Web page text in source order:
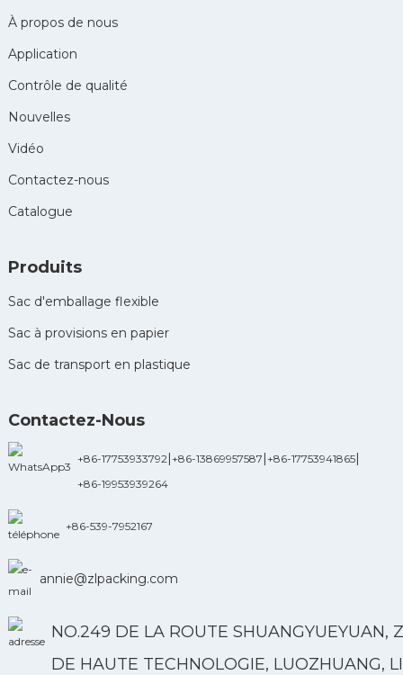
À propos de nous
Application
Contrôle de qualité
Nouvelles
Vidéo
Contactez-nous
Catalogue
Produits
Sac d'emballage flexible
Sac à provisions en papier
Sac de transport en plastique
Contactez-Nous
+86-17753933792| +86-13869957587 | +86-17753941865|
+86-19953939264
+86-539-7952167
annie@zlpacking.com
NO.249 DE LA ROUTE SHUANGYUEYUAN,
DE HAUTE TECHNOLOGIE, LUOZHUANG,